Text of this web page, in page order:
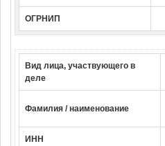
ОГРНИП
Вид лица, участвующего в
деле
Фамилия / наименование
ИНН